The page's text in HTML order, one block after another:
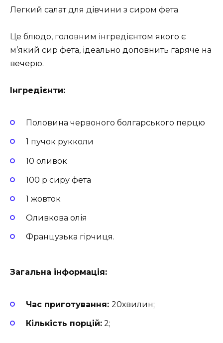
Легкий салат для дівчини з сиром фета
Це блюдо, головним інгредієнтом якого є
м’який сир фета, ідеально доповнить гаряче на
вечерю.
Інгредієнти:
Половина червоного болгарського перцю
1 пучок рукколи
10 оливок
100 р сиру фета
1 жовток
Оливкова олія
Французька гірчиця.
Загальна інформація:
Час приготування: 20хвилин;
Кількість порцій: 2;